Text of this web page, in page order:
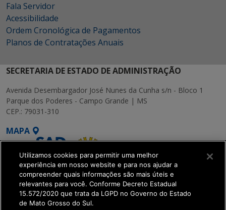
Fala Servidor
Acessibilidade
Ordem Cronológica de Pagamentos
Planos de Contratações Anuais
SECRETARIA DE ESTADO DE ADMINISTRAÇÃO
Avenida Desembargador José Nunes da Cunha s/n - Bloco 1
Parque dos Poderes - Campo Grande | MS
CEP.: 79031-310
MAPA
SETDIG | Secretaria-
Utilizamos cookies para permitir uma melhor
experiência em nosso website e para nos ajudar a
compreender quais informações são mais úteis e
relevantes para você. Conforme Decreto Estadual
15.572/2020 que trata da LGPD no Governo do Estado
de Mato Grosso do Sul.